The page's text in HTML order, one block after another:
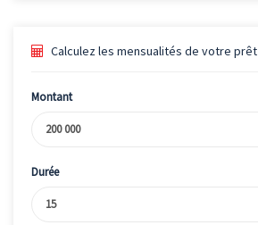
Calculez les mensualités de votre prêt
Montant
Durée